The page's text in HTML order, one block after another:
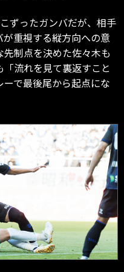
ずったガンバだが、相手
重視する縦方向への意
制点を決めた佐々木も
流れを見て裏返すこと
で最後尾から起点にな